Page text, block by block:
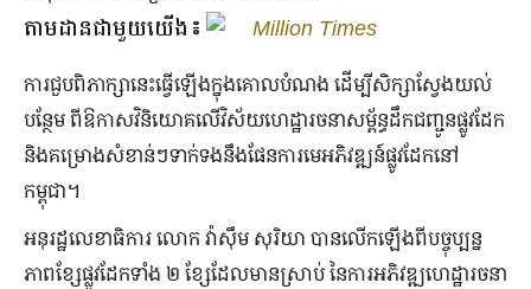
តាមដានជាមួយយើង៖ Million Times
ការ​ជួប​ពិភាក្សា​នេះ​ធ្វើឡើង​ក្នុង​គោល​បំណង ដើម្បី​សិក្សា​ស្វែង​យល់​
បន្ថែម ពី​ឱកាស​វិនិយោគ​លើ​វិស័យ​ហេដ្ឋារចនាសម្ព័ន្ធ​ដឹក​ជញ្ជូន​ផ្លូវ​ដែក
និង​គម្រោង​សំខាន់​ៗ​ទាក់ទង​នឹង​ផែនការ​មេ​អភិវឌ្ឍន៍​ផ្លូវ​ដែក​នៅ​
កម្ពុជា។
អនុរដ្ឋលេខាធិការ លោក វ៉ាស៊ឹម សុរិយា បាន​លើកឡើង​ពី​បច្ចុប្បន្ន
ភាព​​ខ្សែ​ផ្លូវ​ដែក​ទាំង ២ ខ្សែ​ដែល​មាន​ស្រាប់ នៃ​ការ​អភិវឌ្ឍ​ហេដ្ឋារចនា